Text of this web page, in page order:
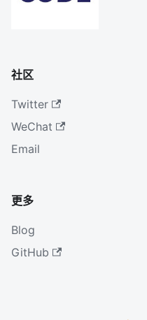
社区
Twitter
WeChat
Email
更多
Blog
GitHub